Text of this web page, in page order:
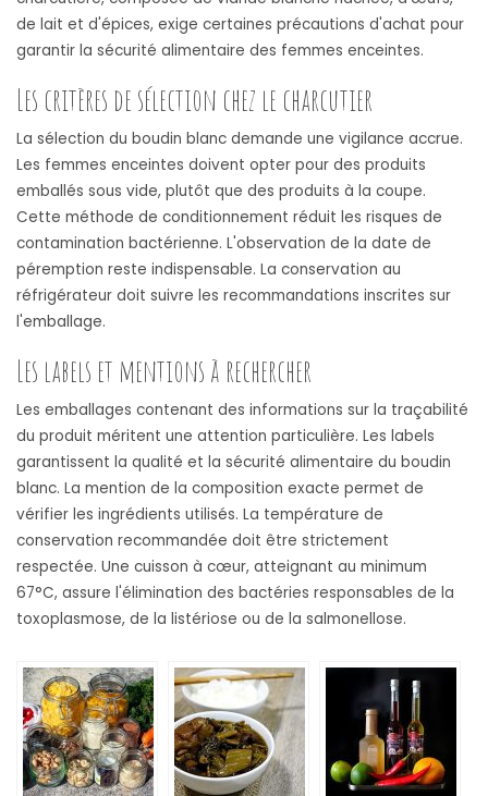
de lait et d'épices, exige certaines précautions d'achat pour
garantir la sécurité alimentaire des femmes enceintes.
Les critères de sélection chez le charcutier
La sélection du boudin blanc demande une vigilance accrue.
Les femmes enceintes doivent opter pour des produits
emballés sous vide, plutôt que des produits à la coupe.
Cette méthode de conditionnement réduit les risques de
contamination bactérienne. L'observation de la date de
péremption reste indispensable. La conservation au
réfrigérateur doit suivre les recommandations inscrites sur
l'emballage.
Les labels et mentions à rechercher
Les emballages contenant des informations sur la traçabilité
du produit méritent une attention particulière. Les labels
garantissent la qualité et la sécurité alimentaire du boudin
blanc. La mention de la composition exacte permet de
vérifier les ingrédients utilisés. La température de
conservation recommandée doit être strictement
respectée. Une cuisson à cœur, atteignant au minimum
67°C, assure l'élimination des bactéries responsables de la
toxoplasmose, de la listériose ou de la salmonellose.